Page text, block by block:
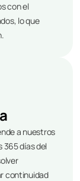
con el
lo que
a nuestros
365 días del
continuidad